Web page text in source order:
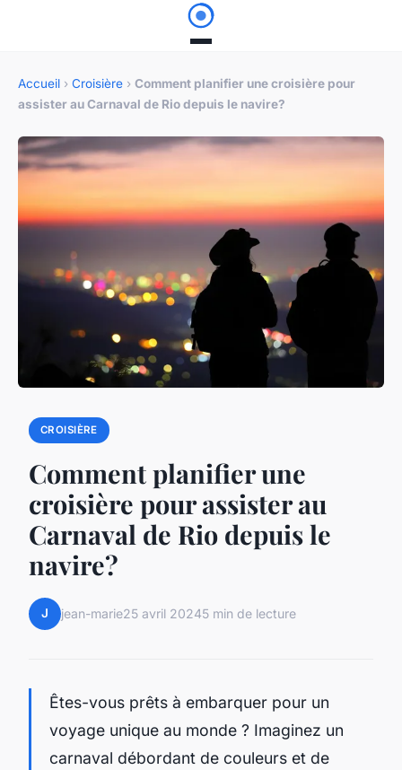
Accueil › Croisière › Comment planifier une croisière pour
assister au Carnaval de Rio depuis le navire?
CROISIÈRE
Comment planifier une
croisière pour assister au
Carnaval de Rio depuis le
navire?
J jean-marie25 avril 20245 min de lecture
Êtes-vous prêts à embarquer pour un
voyage unique au monde ? Imaginez un
carnaval débordant de couleurs et de